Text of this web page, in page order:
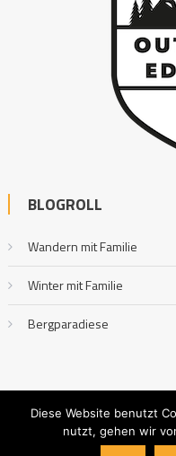
BLOGROLL
Wandern mit Familie
Winter mit Familie
Bergparadiese
Outdoor mit Familie
Diese Website benutzt
nutzt, gehen wir